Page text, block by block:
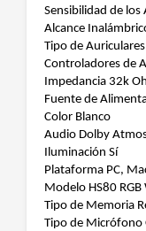
Sensibilidad de
Alcance
Tipo de
Controladores de
Impedancia 32k
Fuente de
Color Blanco
Audio Dolby
Iluminación Sí
Plataforma PC,
Modelo HS80 RGB
Tipo de Memoria
Tipo de Micrófono